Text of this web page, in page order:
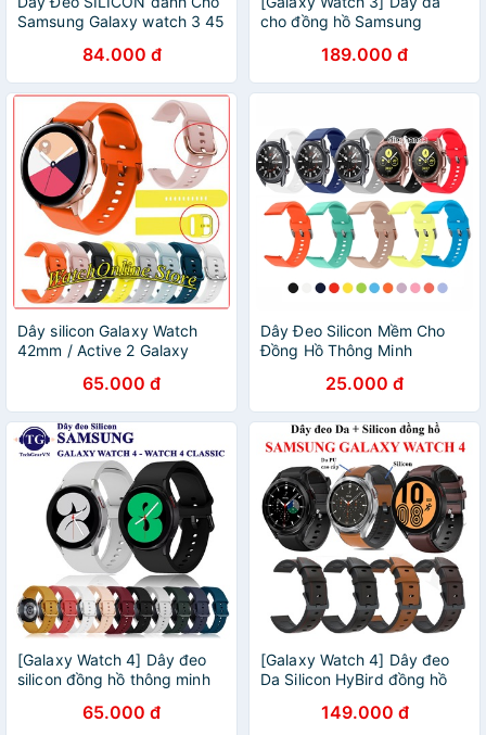
Samsung Galaxy watch 3 45
84.000 đ
cho đồng hồ Samsung
189.000 đ
Dây silicon Galaxy Watch
42mm / Active 2 Galaxy
65.000 đ
Dây Đeo Silicon Mềm Cho
Đồng Hồ Thông Minh
41mm 45mm25.000 đ
[Galaxy Watch 4] Dây đeo
silicon đồng hồ thông minh
65.000 đ
[Galaxy Watch 4] Dây đeo
Da Silicon HyBird đồng hồ
149.000 đ